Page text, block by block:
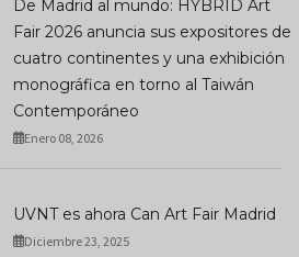
De Madrid al mundo: HYBRID Art
Fair 2026 anuncia sus expositores de
cuatro continentes y una exhibición
monográfica en torno al Taiwán
Contemporáneo
Enero 08, 2026
UVNT es ahora Can Art Fair Madrid
Diciembre 23, 2025